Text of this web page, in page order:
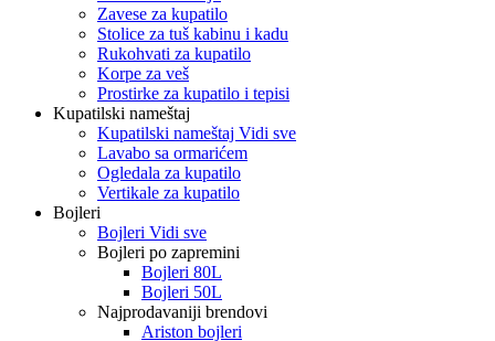
Zavese za kupatilo
Stolice za tuš kabinu i kadu
Rukohvati za kupatilo
Korpe za veš
Prostirke za kupatilo i tepisi
Kupatilski nameštaj
Kupatilski nameštaj Vidi sve
Lavabo sa ormarićem
Ogledala za kupatilo
Vertikale za kupatilo
Bojleri
Bojleri Vidi sve
Bojleri po zapremini
Bojleri 80L
Bojleri 50L
Najprodavaniji brendovi
Ariston bojleri